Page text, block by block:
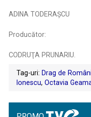
​​ADINA TODERAŞCU
Producător:
CODRUŢA PRUNARIU.
Tag-uri: Drag de
Ionescu, Octavia